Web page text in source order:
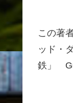
この著
ッド・
鉄」